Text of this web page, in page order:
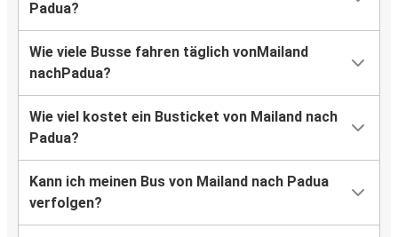
Padua?
Wie viele Busse fahren täglich vonMailand
nachPadua?
Wie viel kostet ein Busticket von Mailand nach
Padua?
Kann ich meinen Bus von Mailand nach Padua
verfolgen?